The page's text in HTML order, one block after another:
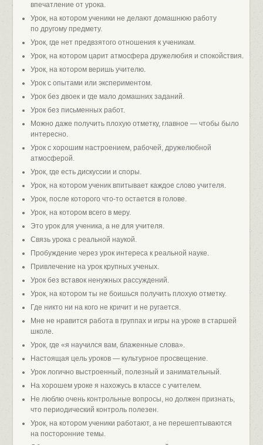
впечатление от урока.
Урок, на котором ученики не делают домашнюю работу
по другому предмету.
Урок, где нет предвзятого отношения к ученикам.
Урок, на котором царит атмосфера дружелюбия и спокойствия.
Урок, на котором веришь учителю.
Урок с опытами или экспериментом.
Урок без двоек и где мало домашних заданий.
Урок без письменных работ.
Можно даже получить плохую отметку, главное — чтобы было
интересно.
Урок с хорошим настроением, рабочей, дружелюбной
атмосферой.
Урок, где есть дискуссии и споры.
Урок, на котором ученик впитывает каждое слово учителя.
Урок, после которого что-то остается в голове.
Урок, на котором всего в меру.
Это урок для ученика, а не для учителя.
Связь урока с реальной наукой.
Пробуждение через урок интереса к реальной науке.
Привлечение на урок крупных ученых.
Урок без вставок ненужных рассуждений.
Урок, на котором ты не боишься получить плохую отметку.
Где никто ни на кого не кричит и не ругается.
Мне не нравится работа в группах и игры на уроке в старшей
школе.
Урок, где «я научился вам, блаженные слова».
Настоящая цель уроков — культурное просвещение.
Урок логично выстроенный, полезный и занимательный.
На хорошем уроке я нахожусь в классе с учителем.
Не люблю очень контрольные вопросы, но должен признать,
что периодический контроль полезен.
Урок, на котором ученики работают, а не перешептываются
на посторонние темы.